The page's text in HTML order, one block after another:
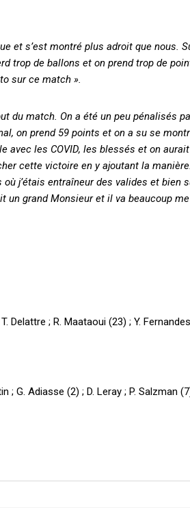
et s’est montré plus adroit que nous.
trop de ballons et on prend trop de
sur ce match ».
du match. On a été un peu pénalisés
on prend 59 points et on a su se
avec les COVID, les blessés et on
cette victoire en y ajoutant la
j’étais entraîneur des valides et bien
un grand Monsieur et il va beaucoup me
Delattre ; R. Maataoui (23) ; Y.
G. Adiasse (2) ; D. Leray ; P. Salzman